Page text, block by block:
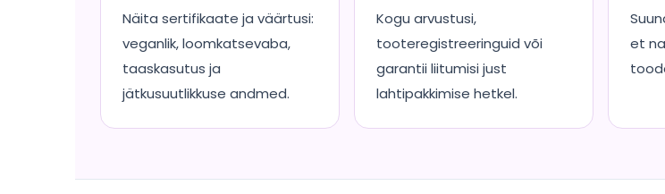
Näita sertifikaate ja väärtusi:
veganlik, loomkatsevaba,
taaskasutus ja
jätkusuutlikkuse andmed.
Kogu arvustusi,
tooteregistreeringuid või
garantii liitumisi just
lahtipakkimise hetkel.
et